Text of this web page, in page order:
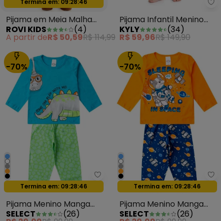
Oferta relâmpago
Termina em: 09:28:44
Pijama em Meia Malha
Bege
ROVI KIDS (4)
A partir deR$ 50,59R$ 114,99
Pijama Infantil Menino
Brilha no Escuro Preto
KYLY (34)
R$ 59,96R$ 149,90
-70%
Select - Pijama Menino Manga
Oferta relâmpago
Termina em: 09:28:44
Pijama Menino Manga
Longa Meia Malha Azul
SELECT (26)
-70%
Oferta relâmpago
Termina em: 09:28:44
Pijama Menino Manga
Longa Meia Malha Laranja
SELECT (26)